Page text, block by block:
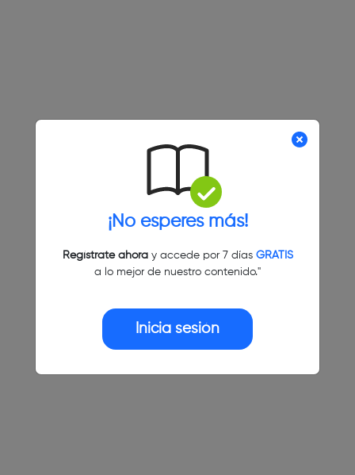
¡No esperes más!
Regístrate ahoray accede por 7 días GRATIS
a lo mejor de nuestro contenido."
Inicia sesión